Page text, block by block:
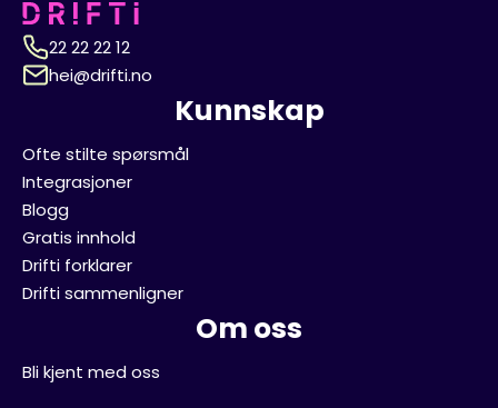
22 22 22 12
hei@drifti.no
Kunnskap
Ofte stilte spørsmål
Integrasjoner
Blogg
Gratis innhold
Drifti forklarer
Drifti sammenligner
Om oss
Bli kjent med oss